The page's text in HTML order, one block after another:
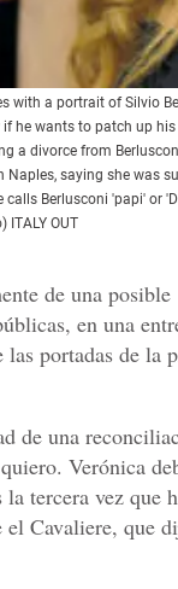
with a portrait of Silvio
he wants to patch up
a divorce from
saying she was
Berlusconi 'papi'
OUT
de una posible
en una
portadas de la
de una
Verónica
tercera vez que
el Cavaliere, que